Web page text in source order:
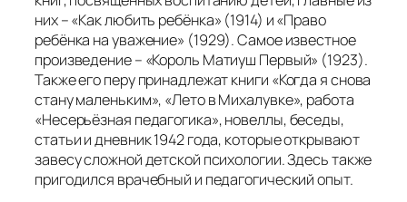
них –«Как любить ребёнка» (1914) и«Право
ребёнка на уважение» (1929). Самое известное
произведение – «Король Матиуш Первый» (1923).
Также его перу принадлежат книги «Когда я снова
стану маленьким», «Лето в Михалувке», работа
«Несерьёзная педагогика», новеллы, беседы,
статьи и дневник 1942 года, которые открывают
завесу сложной детской психологии. Здесь также
пригодился врачебный и педагогический опыт.